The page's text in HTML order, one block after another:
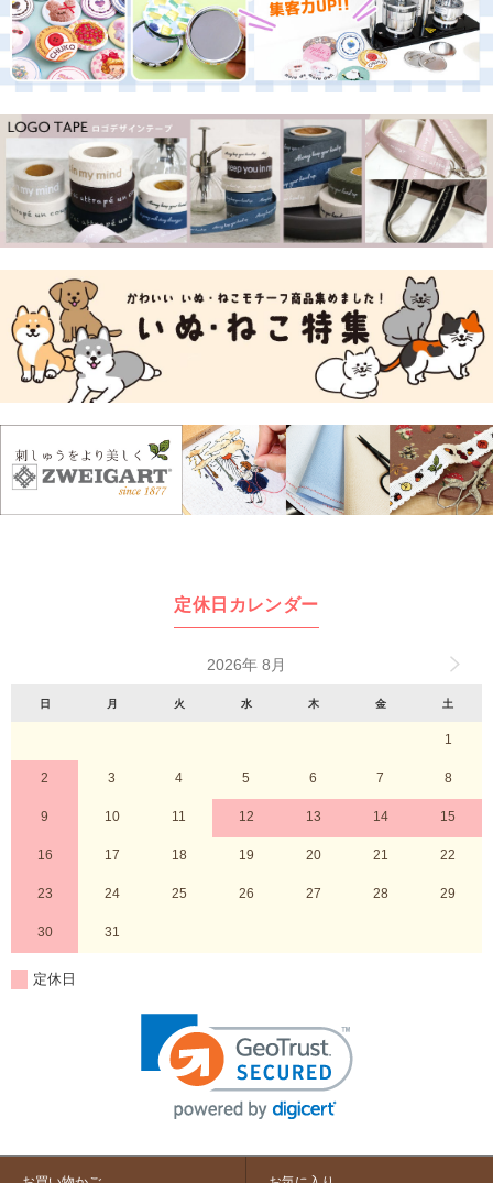
定休日カレンダー
2026年 8月
日 月 火 水 木 金 土
1
2 3 4 5 6 7 8
9 10 11 12 13 14 15
16 17 18 19 20 21 22
23 24 25 26 27 28 29
30 31
定休日